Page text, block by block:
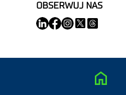
OBSERWUJ NAS